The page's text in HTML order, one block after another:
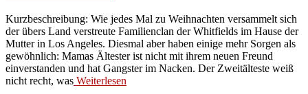
Kurzbeschreibung: Wie jedes Mal zu Weihnachten versammelt sich
der übers Land verstreute Familienclan der Whitfields im Hause der
Mutter in Los Angeles. Diesmal aber haben einige mehr Sorgen als
gewöhnlich: Mamas Ältester ist nicht mit ihrem neuen Freund
einverstanden und hat Gangster im Nacken. Der Zweitälteste weiß
nicht recht, was Weiterlesen